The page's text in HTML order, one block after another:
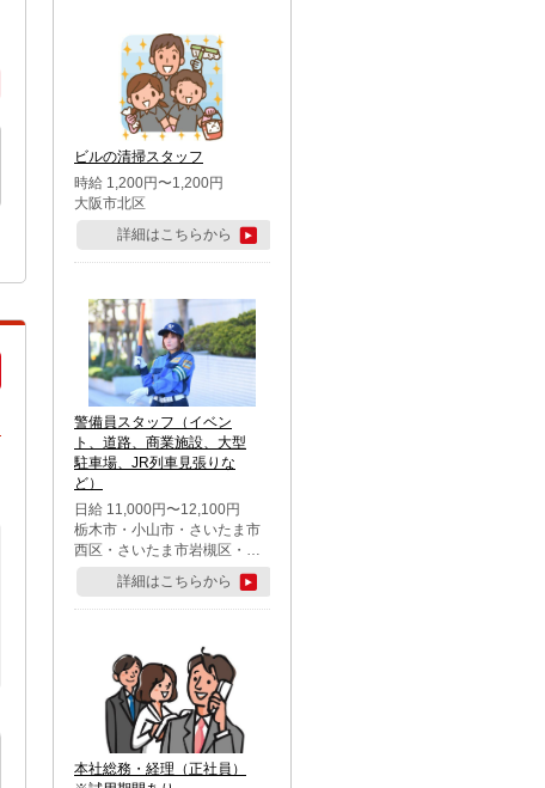
市・鶴ケ島市・千葉市中央
区・市川市・松戸市・習志野
市・柏市・流山市・八千代
市・足立区・江戸川区・八王
子市・町田市
ビルの清掃スタッフ
時給 1,200円〜1,200円
大阪市北区
詳細はこちらから
警備員スタッフ（イベン
ト、道路、商業施設、大型
駐車場、JR列車見張りな
ど）
日給 11,000円〜12,100円
栃木市・小山市・さいたま市
西区・さいたま市岩槻区・久
喜市・蓮田市
詳細はこちらから
本社総務・経理（正社員）